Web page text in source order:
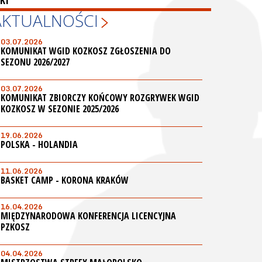
03.07.2026
KOMUNIKAT WGID KOZKOSZ ZGŁOSZENIA DO
SEZONU 2026/2027
03.07.2026
KOMUNIKAT ZBIORCZY KOŃCOWY ROZGRYWEK WGID
KOZKOSZ W SEZONIE 2025/2026
19.06.2026
POLSKA - HOLANDIA
11.06.2026
BASKET CAMP - KORONA KRAKÓW
16.04.2026
MIĘDZYNARODOWA KONFERENCJA LICENCYJNA
PZKOSZ
04.04.2026